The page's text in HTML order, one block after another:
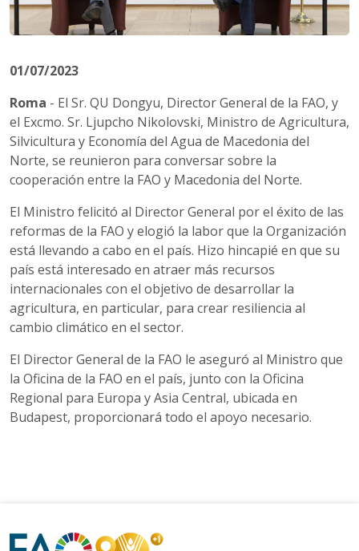
01/07/2023
Roma - El Sr. QU Dongyu, Director General de la FAO, y
el Excmo. Sr. Ljupcho Nikolovski, Ministro de Agricultura,
Silvicultura y Economía del Agua de Macedonia del
Norte, se reunieron para conversar sobre la
cooperación entre la FAO y Macedonia del Norte.
El Ministro felicitó al Director General por el éxito de las
reformas de la FAO y elogió la labor que la Organización
está llevando a cabo en el país. Hizo hincapié en que su
país está interesado en atraer más recursos
internacionales con el objetivo de desarrollar la
agricultura, en particular, para crear resiliencia al
cambio climático en el sector.
El Director General de la FAO le aseguró al Ministro que
la Oficina de la FAO en el país, junto con la Oficina
Regional para Europa y Asia Central, ubicada en
Budapest, proporcionará todo el apoyo necesario.